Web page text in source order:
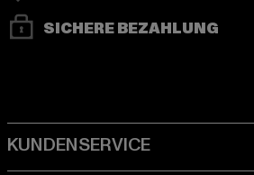
SICHERE BEZAHLUNG